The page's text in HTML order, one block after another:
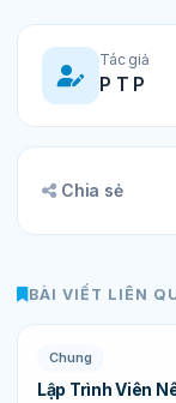
Tác giả
P T P
Chia sẻ
BÀI VIẾT LIÊN
Chung
Lập Trình Viên